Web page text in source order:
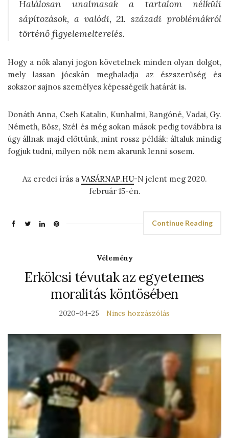
Halálosan unalmasak a tartalom nélküli
sápítozások, a valódi, 21. századi problémákról
történő figyelemelterelés.
Hogy a nők alanyi jogon követelnek minden olyan dolgot,
mely lassan jócskán meghaladja az észszerűség és
sokszor sajnos személyes képességeik határát is.
Donáth Anna, Cseh Katalin, Kunhalmi, Bangóné, Vadai, Gy.
Németh, Bősz, Szél és még sokan mások pedig továbbra is
úgy állnak majd előttünk, mint rossz példák: általuk mindig
fogjuk tudni, milyen nők nem akarunk lenni sosem.
Az eredei írás a VASÁRNAP.HU-N jelent meg 2020.
február 15-én.
Continue Reading
Vélemény
Erkölcsi tévutak az egyetemes
moralitás köntösében
2020-04-25 Nincs hozzászólás